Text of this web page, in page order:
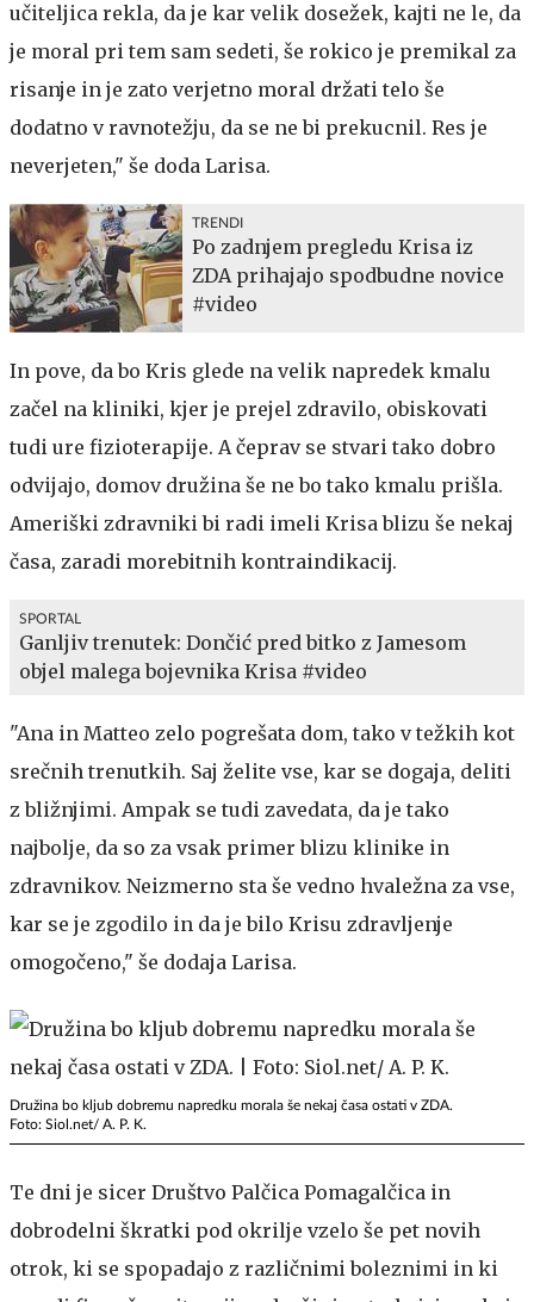
učiteljica rekla, da je kar velik dosežek, kajti ne le, da
je moral pri tem sam sedeti, še rokico je premikal za
risanje in je zato verjetno moral držati telo še
dodatno v ravnotežju, da se ne bi prekucnil. Res je
neverjeten," še doda Larisa.
TRENDI
Po zadnjem pregledu Krisa iz
ZDA prihajajo spodbudne novice
#video
In pove, da bo Kris glede na velik napredek kmalu
začel na kliniki, kjer je prejel zdravilo, obiskovati
tudi ure fizioterapije. A čeprav se stvari tako dobro
odvijajo, domov družina še ne bo tako kmalu prišla.
Ameriški zdravniki bi radi imeli Krisa blizu še nekaj
časa, zaradi morebitnih kontraindikacij.
SPORTAL
Ganljiv trenutek: Dončić pred bitko z Jamesom
objel malega bojevnika Krisa #video
"Ana in Matteo zelo pogrešata dom, tako v težkih kot
srečnih trenutkih. Saj želite vse, kar se dogaja, deliti
z bližnjimi. Ampak se tudi zavedata, da je tako
najbolje, da so za vsak primer blizu klinike in
zdravnikov. Neizmerno sta še vedno hvaležna za vse,
kar se je zgodilo in da je bilo Krisu zdravljenje
omogočeno," še dodaja Larisa.
Družina bo kljub dobremu napredku morala še nekaj časa ostati v ZDA.
Foto: Siol.net/ A. P. K.
Te dni je sicer Društvo Palčica Pomagalčica in
dobrodelni škratki pod okrilje vzelo še pet novih
otrok, ki se spopadajo z različnimi boleznimi in ki